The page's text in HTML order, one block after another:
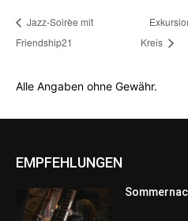
Jazz-Soirèe mit
Friendship21
Kreis
Alle Angaben ohne Gewähr.
EMPFEHLUNGEN